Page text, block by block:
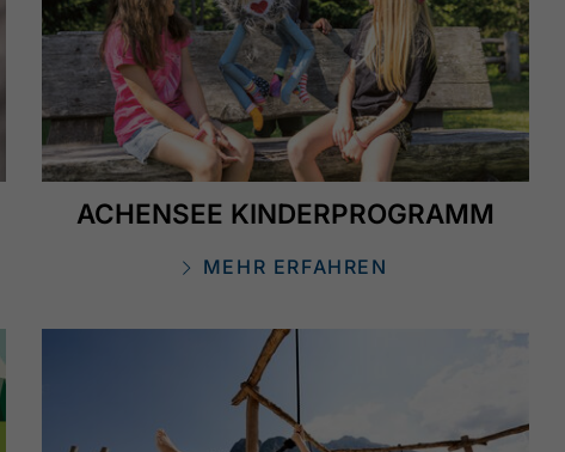
ACHENSEE KINDERPROGRAMM
MEHR ERFAHREN